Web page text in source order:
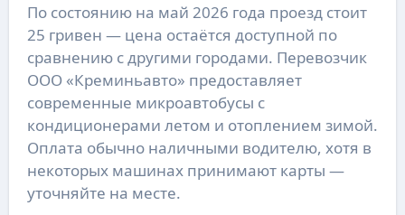
По состоянию на май 2026 года проезд стоит
25 гривен — цена остаётся доступной по
сравнению с другими городами. Перевозчик
ООО «Креминьавто» предоставляет
современные микроавтобусы с
кондиционерами летом и отоплением зимой.
Оплата обычно наличными водителю, хотя в
некоторых машинах принимают карты —
уточняйте на месте.